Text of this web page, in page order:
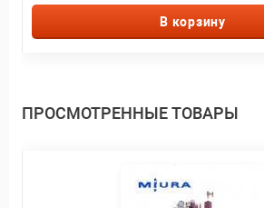
В корзину
ПРОСМОТРЕННЫЕ ТОВАРЫ